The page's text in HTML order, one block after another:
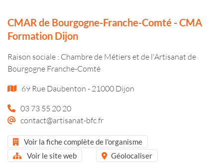
CMAR de Bourgogne-Franche-Comté - CMA
Formation Dijon
Raison sociale : Chambre de Métiers et de l'Artisanat de
Bourgogne Franche-Comté
69 Rue Daubenton - 21000 Dijon
03 73 55 20 20
contact@artisanat-bfc.fr
Voir la fiche complète de l'organisme
Voir le site web
Géolocaliser